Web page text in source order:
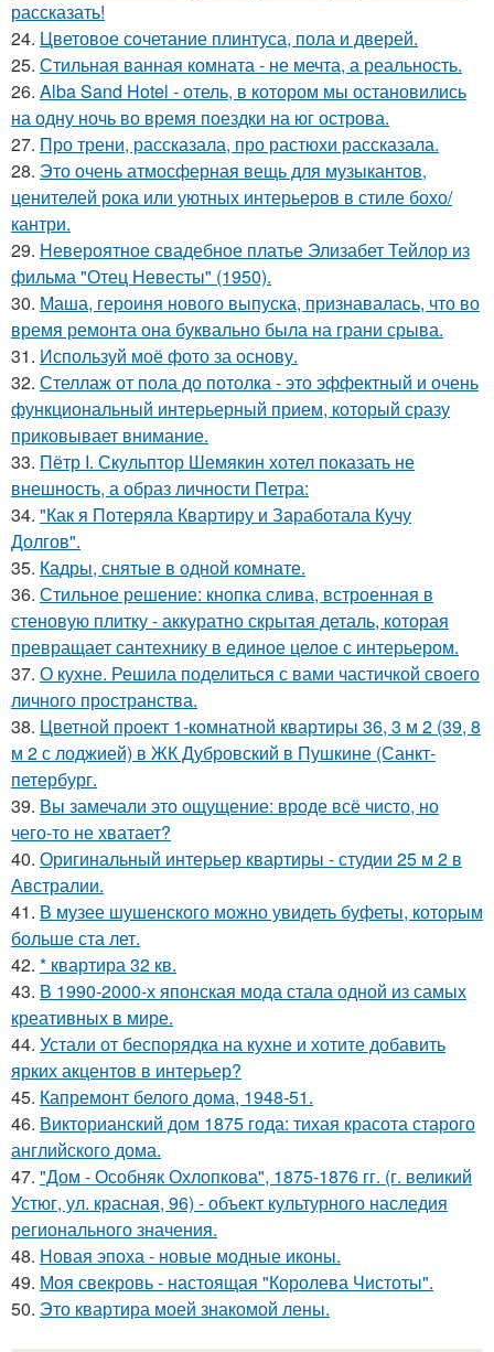
рассказать!
24. Цветовое сoчетание плинтуса, пола и дверей.
25. Стильная ванная комната - не мечта, а реальность.
26. Alba Sand Hotel - отель, в котором мы остановились
на одну ночь во время поездки на юг острова.
27. Про трени, рассказала, про растюхи рассказала.
28. Это очень атмосферная вещь для музыкантов,
ценителей рока или уютных интерьеров в стиле бохо/
кантри.
29. Невероятное свадебное платье Элизабет Тейлор из
фильма "Отец Невесты" (1950).
30. Маша, героиня нового выпуска, признавалась, что во
время ремонта она буквально была на грани срыва.
31. Используй моё фото за основу.
32. Стеллаж от пола до потолка - это эффектный и очень
функциональный интерьерный прием, который сразу
приковывает внимание.
33. Пётр I. Скульптор Шемякин хотел показать не
внешность, а образ личности Петра:
34. "Как я Потеряла Квартиру и Заработала Кучу
Долгов".
35. Кадры, снятые в одной комнате.
36. Стильное решение: кнопка слива, встроенная в
стеновую плитку - аккуратно скрытая деталь, которая
превращает сантехнику в единое целое с интерьером.
37. О кухне. Решила поделиться с вами частичкой своего
личного пространства.
38. Цветной проект 1-комнатной квартиры 36, 3 м 2 (39, 8
м 2 с лоджией) в ЖК Дубровский в Пушкине (Санкт-
петербург.
39. Вы замечали это ощущение: вроде всё чисто, но
чего-то не хватает?
40. Оригинальный интерьер квартиры - студии 25 м 2 в
Австралии.
41. В музее шушенского можно увидеть буфеты, которым
больше ста лет.
42. * квартира 32 кв.
43. В 1990-2000-х японская мода стала одной из самых
креативных в мире.
44. Устали от беспорядка на кухне и хотите добавить
ярких акцентов в интерьер?
45. Капремонт белого дома, 1948-51.
46. Викторианский дом 1875 года: тихая красота старого
английского дома.
47. "Дом - Особняк Охлопкова", 1875-1876 гг. (г. великий
Устюг, ул. красная, 96) - объект культурного наследия
регионального значения.
48. Новая эпоха - новые модные иконы.
49. Моя свекровь - настоящая "Королева Чистоты".
50. Это квартира моей знакомой лены.